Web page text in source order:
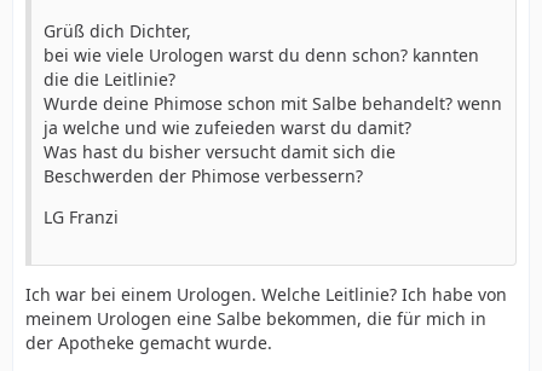
Grüß dich Dichter,
bei wie viele Urologen warst du denn schon? kannten
die die Leitlinie?
Wurde deine Phimose schon mit Salbe behandelt? wenn
ja welche und wie zufeieden warst du damit?
Was hast du bisher versucht damit sich die
Beschwerden der Phimose verbessern?
LG Franzi
Ich war bei einem Urologen. Welche Leitlinie? Ich habe von
meinem Urologen eine Salbe bekommen, die für mich in
der Apotheke gemacht wurde.